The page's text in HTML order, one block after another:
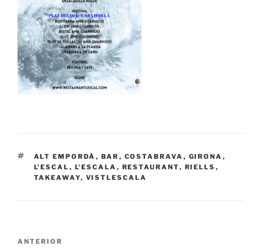
ETIQUETAS
ALT EMPORDÀ , BAR , COSTABRAVA , GIRONA ,
L'ESCAL , L'ESCALA , RESTAURANT, RIELLS ,
TAKEAWAY, VISTLESCALA
Navegación
Entrada
ANTERIOR